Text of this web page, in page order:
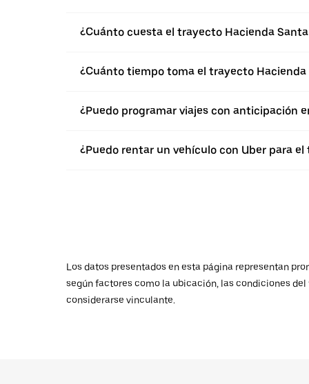
¿Cuánto cuesta el trayecto Hacienda
¿Cuánto tiempo toma el trayecto
¿Puedo programar viajes con anticipación
¿Puedo rentar un vehículo con Uber para
Los datos presentados en esta página representan
según factores como la ubicación, las condiciones
considerarse vinculante.